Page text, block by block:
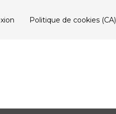
Politique de cookies (CA)